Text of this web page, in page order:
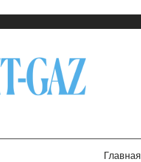
Главная